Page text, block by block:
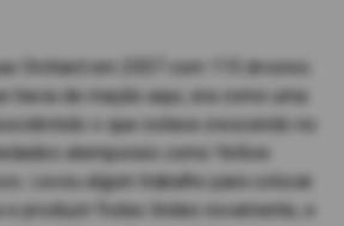
Orchard em 2007 com 115 árvores.
havia de maçãs aqui, era como uma
o que estava crescendo no
atemporais como Yellow
Levou algum trabalho para colocar
produzir frutas lindas novamente, e